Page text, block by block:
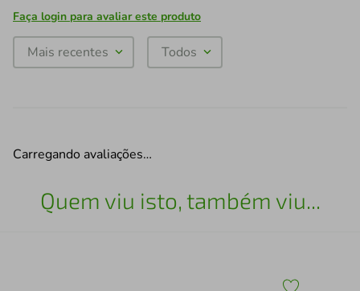
Faça login para avaliar este produto
Mais recentes Todos
Carregando avaliações…
Quem viu isto, também viu...